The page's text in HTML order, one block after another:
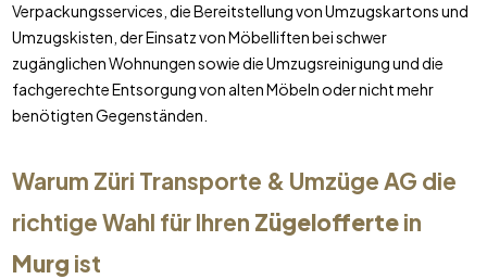
Verpackungsservices, die Bereitstellung von Umzugskartons und
Umzugskisten, der Einsatz von Möbelliften bei schwer
zugänglichen Wohnungen sowie die Umzugsreinigung und die
fachgerechte Entsorgung von alten Möbeln oder nicht mehr
benötigten Gegenständen.
Warum Züri Transporte & Umzüge AG die
richtige Wahl für Ihren Zügeloffertein
Murg ist